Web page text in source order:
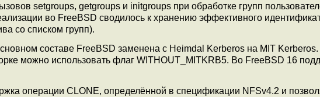
setgroups, getgroups и initgroups при обработке групп
во FreeBSD сводилось к хранению эффективного
со списком групп).
составе FreeBSD заменена c Heimdal Kerberos на MIT
можно использовать флаг WITHOUT_MITKRB5. Во FreeBSD 16
операции CLONE, определённой в спецификации NFSv4.2 и